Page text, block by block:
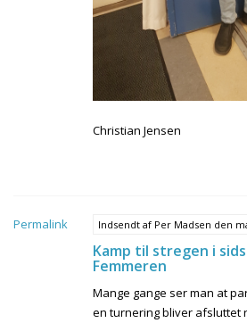
Christian Jensen
Permalink Indsendt af Per Madsen den
Kamp til stregen i
Femmeren
Mange gange ser man at
en turnering bliver afsluttet